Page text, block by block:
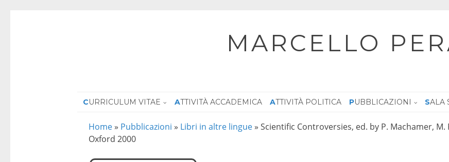
MARCELLO
CURRICULUM VITAE ATTIVITÀ ACCADEMICA ATTIVITÀ POLITICA PUBBLICAZIONI
Home » Pubblicazioni » Libri in altre lingue » Scientific Controversies, ed. by P. Machamer,
Oxford 2000